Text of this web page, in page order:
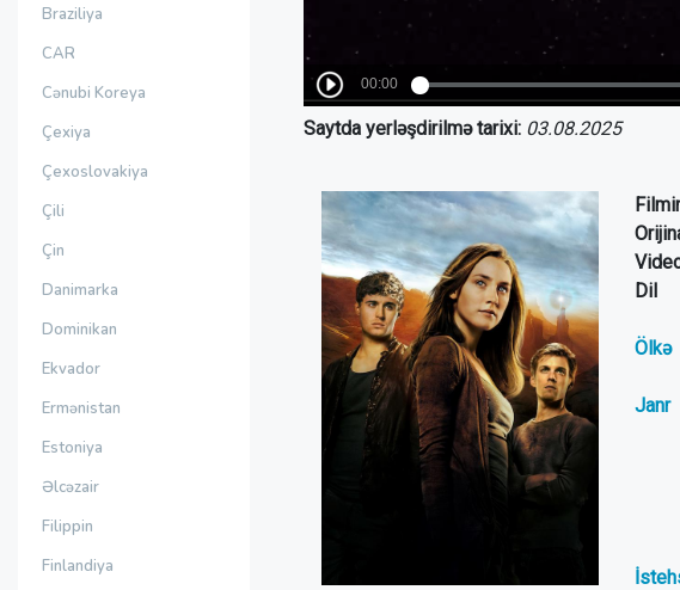
Braziliya
CAR
Cənubi Koreya
Çexiya
Çexoslovakiya
Çili
Çin
Danimarka
Dominikan
Ekvador
Ermənistan
Estoniya
Əlcəzair
Filippin
Finlandiya
Saytda yerləşdirilmə tarixi: 03.08.2025
Dil
Ölkə
Janr